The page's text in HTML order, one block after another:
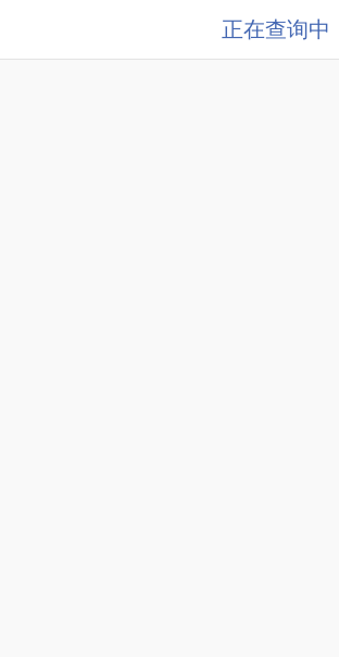
正在查询中